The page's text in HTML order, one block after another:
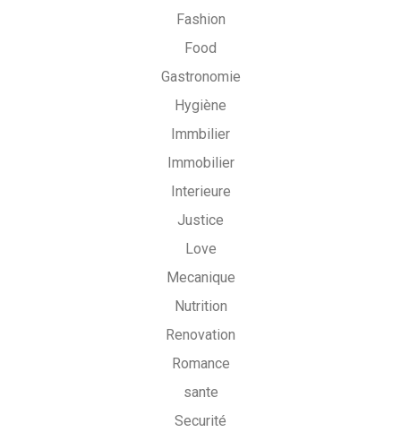
Fashion
Food
Gastronomie
Hygiène
Immbilier
Immobilier
Interieure
Justice
Love
Mecanique
Nutrition
Renovation
Romance
sante
Securité